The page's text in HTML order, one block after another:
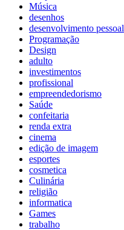
Música
desenhos
desenvolvimento pessoal
Programação
Design
adulto
investimentos
profissional
empreendedorismo
Saúde
confeitaria
renda extra
cinema
edição de imagem
esportes
cosmetica
Culinária
religião
informatica
Games
trabalho